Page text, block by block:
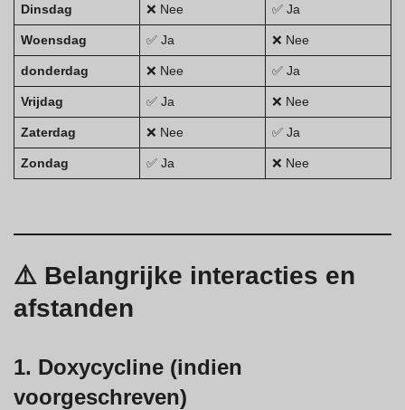
Dinsdag ❌ Nee ✅ Ja
Woensdag ✅ Ja ❌ Nee
donderdag ❌ Nee ✅ Ja
Vrijdag ✅ Ja ❌ Nee
Zaterdag ❌ Nee ✅ Ja
Zondag ✅ Ja ❌ Nee
⚠️ Belangrijke interacties en
afstanden
1. Doxycycline (indien
voorgeschreven)